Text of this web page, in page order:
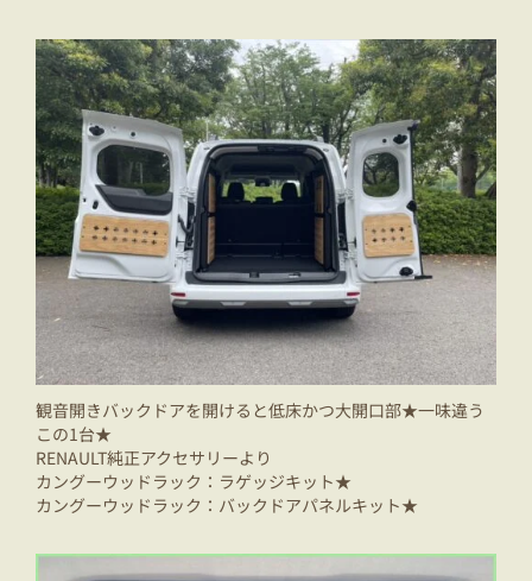
観音開きバックドアを開けると低床かつ大開口部★一味違う
この1台★
RENAULT純正アクセサリーより
カングーウッドラック：ラゲッジキット★
カングーウッドラック：バックドアパネルキット★